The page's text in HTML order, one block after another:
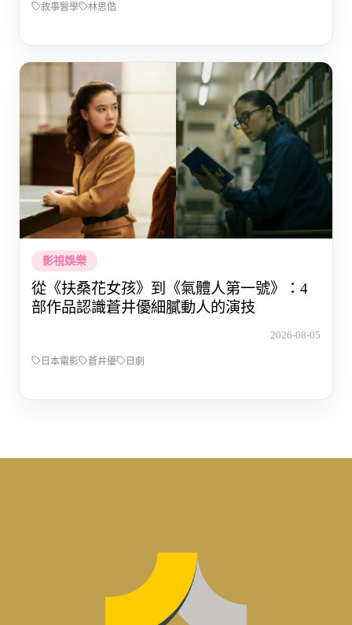
敘事醫學 林思偕
影視娛樂
從《扶桑花女孩》到《氣體人第一號》：4
部作品認識蒼井優細膩動人的演技
2026-08-05
日本電影 蒼井優 日劇